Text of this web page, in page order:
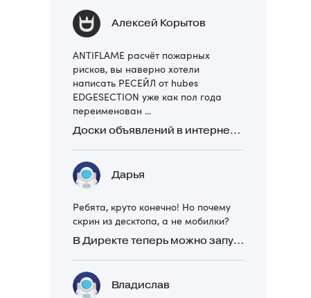
Алексей Корытов
ANTIFLAME расчёт пожарных
рисков, вы наверно хотели
написать РЕСЕЙЛ от hubes
EDGESECTION уже как пол года
переименован ...
Доски объявлений в интернете: какие лучше и безопаснее? Сравниваем 5 популярных
Дарья
Ребята, круто конечно! Но почему
скрин из десктопа, а не мобилки?
В Директе теперь можно запускать Премиум-билборд для мобильных устройств
Владислав